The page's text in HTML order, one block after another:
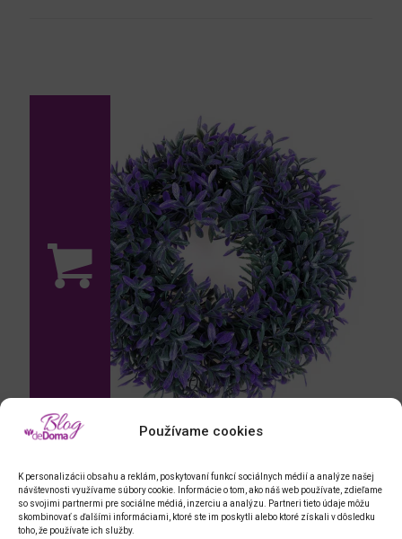
Používame cookies
K personalizácii obsahu a reklám, poskytovaní funkcí sociálnych médií a analýze našej
návštevnosti využívame súbory cookie. Informácie o tom, ako náš web používate, zdieľame
so svojimi partnermi pre sociálne médiá, inzerciu a analýzu. Partneri tieto údaje môžu
skombinovať s ďalšími informáciami, ktoré ste im poskytli alebo ktoré získali v dôsledku
toho, že používate ich služby.